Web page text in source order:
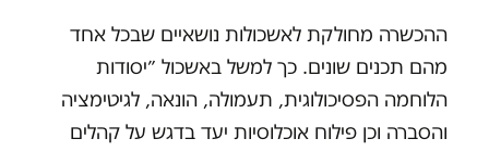
ההכשרה מחולקת לאשכולות נושאיים שבכל אחד
מהם תכנים שונים. כך למשל באשכול ״יסודות
הלוחמה הפסיכולוגית, תעמולה, הונאה, לגיטימציה
והסברה וכן פילוח אוכלוסיות יעד בדגש על קהלים